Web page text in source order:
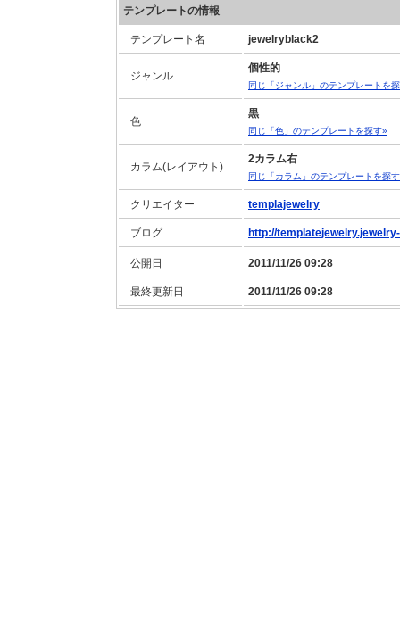
テンプレートの情報
テンプレート名 jewelryblack2
ジャンル
個性的
同じ「ジャンル」のテンプレートを
色
黒
同じ「色」のテンプレートを探す»
カラム(レイアウト)
2カラム右
同じ「カラム」のテンプレートを探
クリエイター templajewelry
ブログ http://
公開日 2011/11/26 09:28
最終更新日 2011/11/26 09:28